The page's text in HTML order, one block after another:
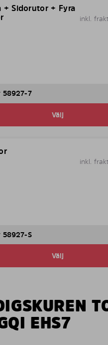
+ Sidorutor + Fyra
inkl.
7
Välj
inkl.
S
Välj
EHS7